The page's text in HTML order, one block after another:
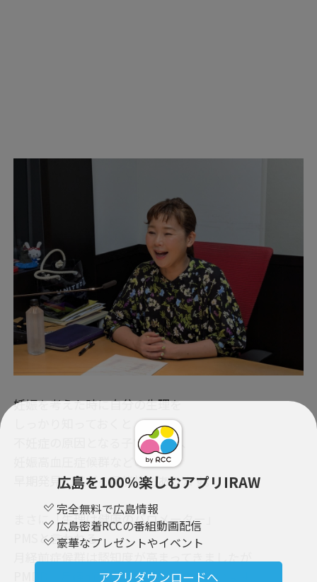
広島を100％楽しむアプリIRAW
完全無料で広島情報
広島密着RCCの番組動画配信
豪華なプレゼントやイベント
アプリダウンロードへ
妊娠を考えた時に自分の生理を
不妊症の原因となる子宮内膜症、
妊娠高血圧症候群などの
早期発見に繋がる可能性もあります。
まさに「生理は健康のバロメーター」
PMSと言われる
PMDD、月経前不快気分障害も増えています。